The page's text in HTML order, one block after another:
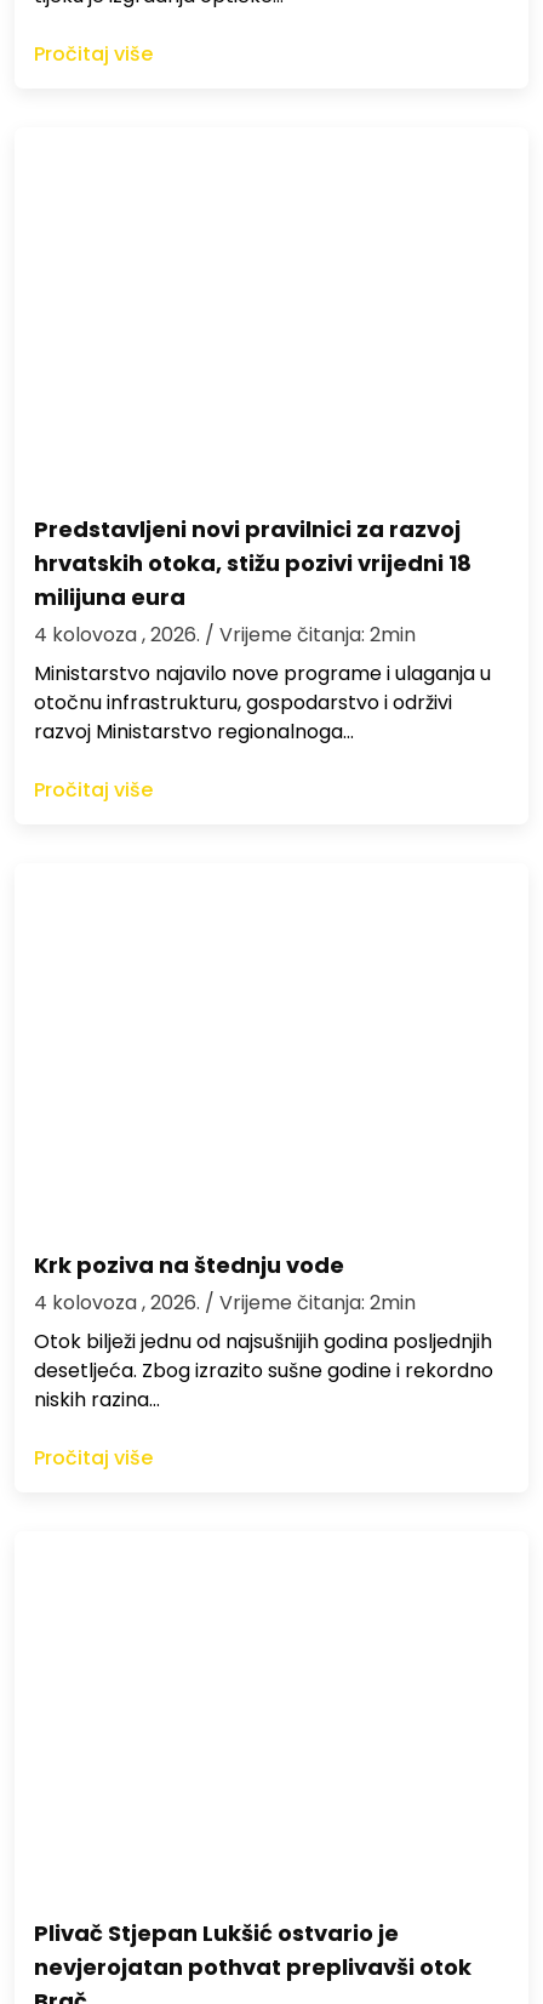
Pročitaj više
Predstavljeni novi pravilnici za razvoj
hrvatskih otoka, stižu pozivi vrijedni 18
milijuna eura
4 kolovoza , 2026. / Vrijeme čitanja: 2min
Ministarstvo najavilo nove programe i ulaganja u
otočnu infrastrukturu, gospodarstvo i održivi
razvoj Ministarstvo regionalnoga…
Pročitaj više
Krk poziva na štednju vode
4 kolovoza , 2026. / Vrijeme čitanja: 2min
Otok bilježi jednu od najsušnijih godina posljednjih
desetljeća. Zbog izrazito sušne godine i rekordno
niskih razina…
Pročitaj više
Plivač Stjepan Lukšić ostvario je
nevjerojatan pothvat preplivavši otok